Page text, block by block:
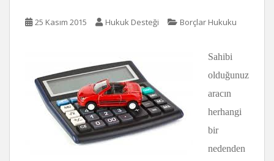
25 Kasım 2015 Hukuk Desteği Borçlar Hukuku
Sahibi
olduğunuz
aracın
herhangi
bir
nedenden